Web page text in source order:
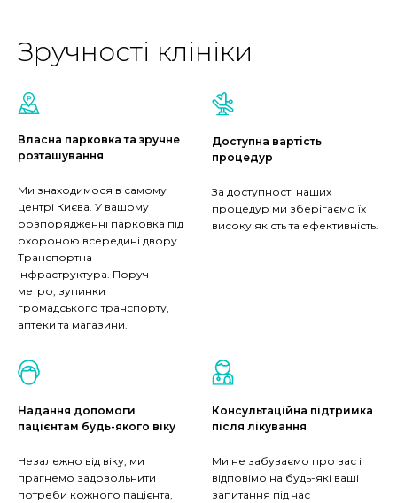
Зручності клініки
Власна парковка та зручне
розташування
Ми знаходимося в самому
центрі Києва. У вашому
розпорядженні парковка під
охороною всередині двору.
Транспортна
інфраструктура. Поруч
метро, зупинки
громадського транспорту,
аптеки та магазини.
Доступна вартість
процедур
За доступності наших
процедур ми зберігаємо їх
високу якість та ефективність.
Надання допомоги
пацієнтам будь-якого віку
Незалежно від віку, ми
прагнемо задовольнити
потреби кожного пацієнта,
Консультаційна підтримка
після лікування
Ми не забуваємо про вас і
відповімо на будь-які ваші
запитання під час